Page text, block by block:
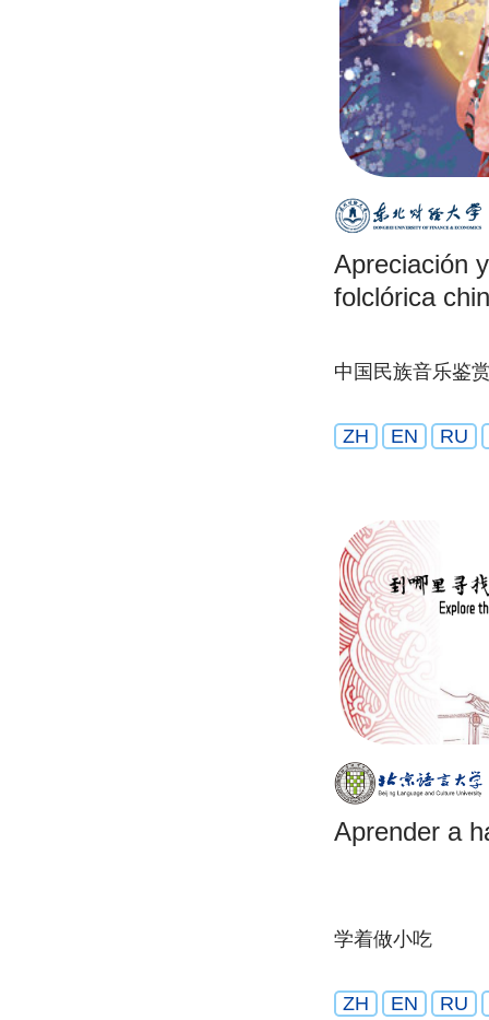
Apreciación
folclórica
中国民族音乐鉴
ZH EN RU
Aprender a
学着做小吃
ZH EN RU